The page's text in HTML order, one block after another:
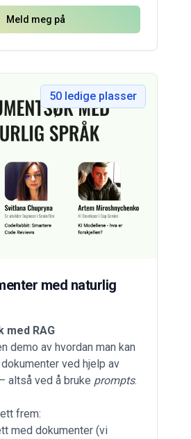
Meld meg på
50 ledige plasser
med naturlig
med RAG
demo av hvordan man kan
ved hjelp av
altså ved å bruke prompts.
frem:
med dokumenter (vi